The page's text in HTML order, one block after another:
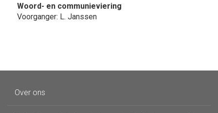
Woord- en communieviering
Voorganger: L. Janssen
Over ons